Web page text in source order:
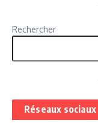
Rechercher
Réseaux sociaux